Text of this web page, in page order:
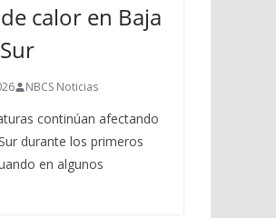
calor en Baja
NBCS Noticias
continúan afectando
durante los primeros
en algunos